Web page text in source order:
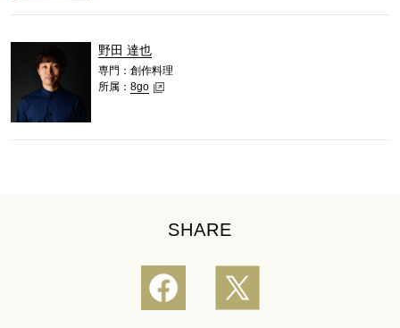
野田 達也
専門：創作料理
所属：8go
SHARE